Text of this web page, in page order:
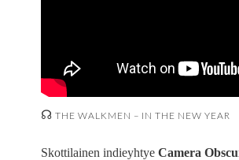
☊THE WALKMEN – IN THE NEW YEAR
Skottilainen indieyhtyeCamera